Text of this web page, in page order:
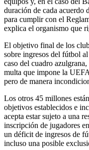
duración de cada acuerdo
para cumplir con el
explica el organismo que
El objetivo final de los
sobre ingresos del fútbol
caso del cuadro
multa que impone la
pero de manera
Los otros 45 millones
objetivos establecidos e
acepta estar sujeto a una
inscripción de jugadores
un déficit de ingresos de
incluso una posible